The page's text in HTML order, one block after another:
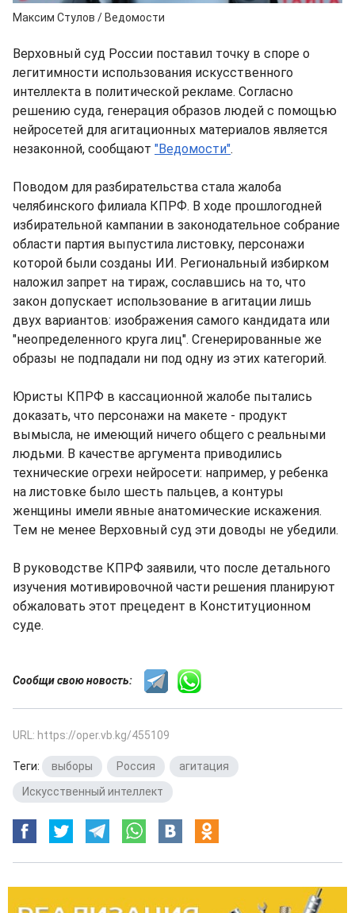
Максим Стулов / Ведомости
Верховный суд России поставил точку в споре о
легитимности использования искусственного
интеллекта в политической рекламе. Согласно
решению суда, генерация образов людей с помощью
нейросетей для агитационных материалов является
незаконной, сообщают "Ведомости".
Поводом для разбирательства стала жалоба
челябинского филиала КПРФ. В ходе прошлогодней
избирательной кампании в законодательное собрание
области партия выпустила листовку, персонажи
которой были созданы ИИ. Региональный избирком
наложил запрет на тираж, сославшись на то, что
закон допускает использование в агитации лишь
двух вариантов: изображения самого кандидата или
"неопределенного круга лиц". Сгенерированные же
образы не подпадали ни под одну из этих категорий.
Юристы КПРФ в кассационной жалобе пытались
доказать, что персонажи на макете - продукт
вымысла, не имеющий ничего общего с реальными
людьми. В качестве аргумента приводились
технические огрехи нейросети: например, у ребенка
на листовке было шесть пальцев, а контуры
женщины имели явные анатомические искажения.
Тем не менее Верховный суд эти доводы не убедили.
В руководстве КПРФ заявили, что после детального
изучения мотивировочной части решения планируют
обжаловать этот прецедент в Конституционном
суде.
Сообщи свою новость:
URL: https://oper.vb.kg/455109
Теги: выборы Россия агитация
Искусственный интеллект